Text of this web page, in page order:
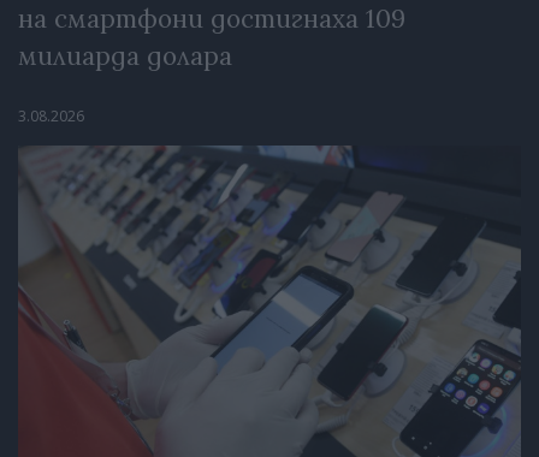
на смартфони достигнаха 109
милиарда долара
3.08.2026